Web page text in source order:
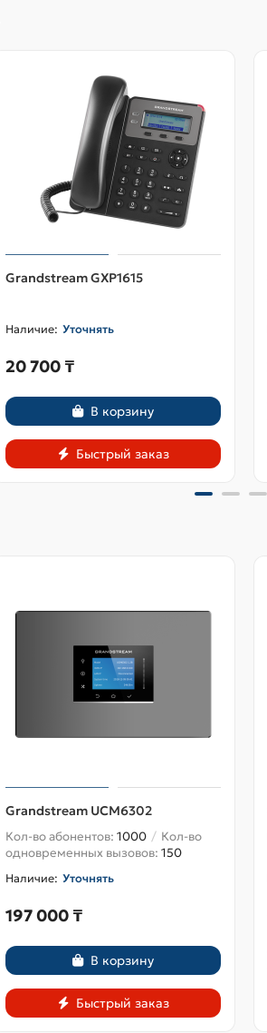
Grandstream GXP1615
Уточнять
20 700 ₸
В корзину
Быстрый заказ
Grandstream UCM6302
Кол-во абонентов: 1000
Кол-во
одновременных вызовов: 150
Уточнять
197 000 ₸
В корзину
Быстрый заказ